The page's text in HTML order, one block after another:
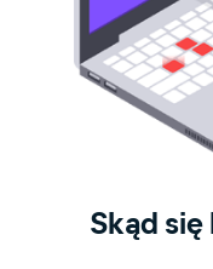
Skąd